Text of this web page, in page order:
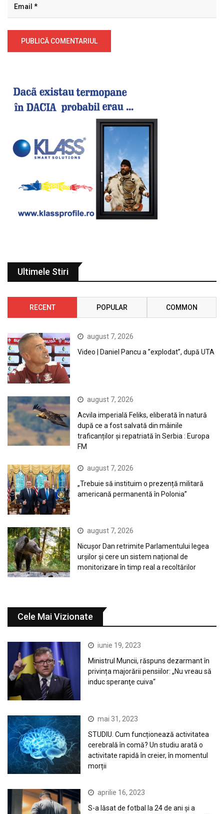
Ultimele Stiri
RECENT POPULAR COMMON
august 7, 2026
Video | Daniel Pancu a ”explodat”, după UTA
august 7, 2026
Acvila imperială Feliks, eliberată în natură
după ce a fost salvată din mâinile
traficanților și repatriată în Serbia : Europa
FM
august 7, 2026
„Trebuie să instituim o prezență militară
americană permanentă în Polonia”
august 7, 2026
Nicușor Dan retrimite Parlamentului legea
urșilor și cere un sistem național de
monitorizare în timp real a recoltărilor
Cele Mai Vizionate
iunie 19, 2023
Ministrul Muncii, răspuns dezarmant în
privința majorării pensiilor: „Nu vreau să
induc speranţe cuiva“
mai 31, 2023
STUDIU. Cum funcționează activitatea
cerebrală în comă? Un studiu arată o
activitate rapidă în creier, în momentul
morții
aprilie 16, 2023
S-a lăsat de fotbal la 24 de ani și a